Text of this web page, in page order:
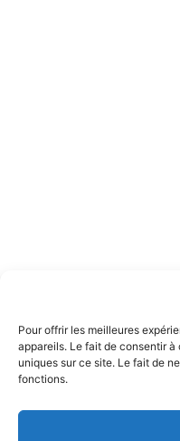
Pour offrir les meilleures
appareils. Le fait de consentir
uniques sur ce site. Le fait de
fonctions.